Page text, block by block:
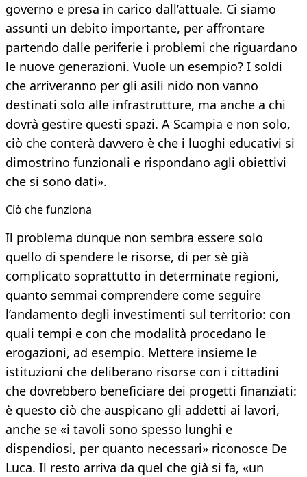
governo e presa in carico dall’attuale. Ci siamo
assunti un debito importante, per affrontare
partendo dalle periferie i problemi che riguardano
le nuove generazioni. Vuole un esempio? I soldi
che arriveranno per gli asili nido non vanno
destinati solo alle infrastrutture, ma anche a chi
dovrà gestire questi spazi. A Scampia e non solo,
ciò che conterà davvero è che i luoghi educativi si
dimostrino funzionali e rispondano agli obiettivi
che si sono dati».
Ciò che funziona
Il problema dunque non sembra essere solo
quello di spendere le risorse, di per sè già
complicato soprattutto in determinate regioni,
quanto semmai comprendere come seguire
l’andamento degli investimenti sul territorio: con
quali tempi e con che modalità procedano le
erogazioni, ad esempio. Mettere insieme le
istituzioni che deliberano risorse con i cittadini
che dovrebbero beneficiare dei progetti finanziati:
è questo ciò che auspicano gli addetti ai lavori,
anche se «i tavoli sono spesso lunghi e
dispendiosi, per quanto necessari» riconosce De
Luca. Il resto arriva da quel che già si fa, «un